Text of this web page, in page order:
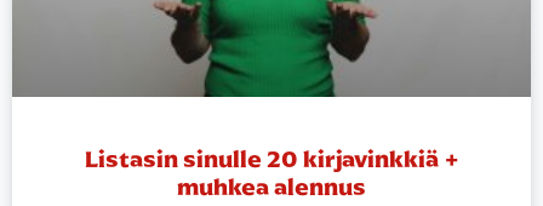
Listasin sinulle 20 kirjavinkkiä +
muhkea alennus